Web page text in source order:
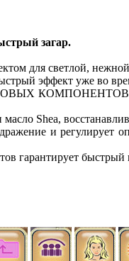
загар.
для светлой,
эффект уже во
КОМПОНЕНТОВ
Shea,
и
гарантирует быстрый